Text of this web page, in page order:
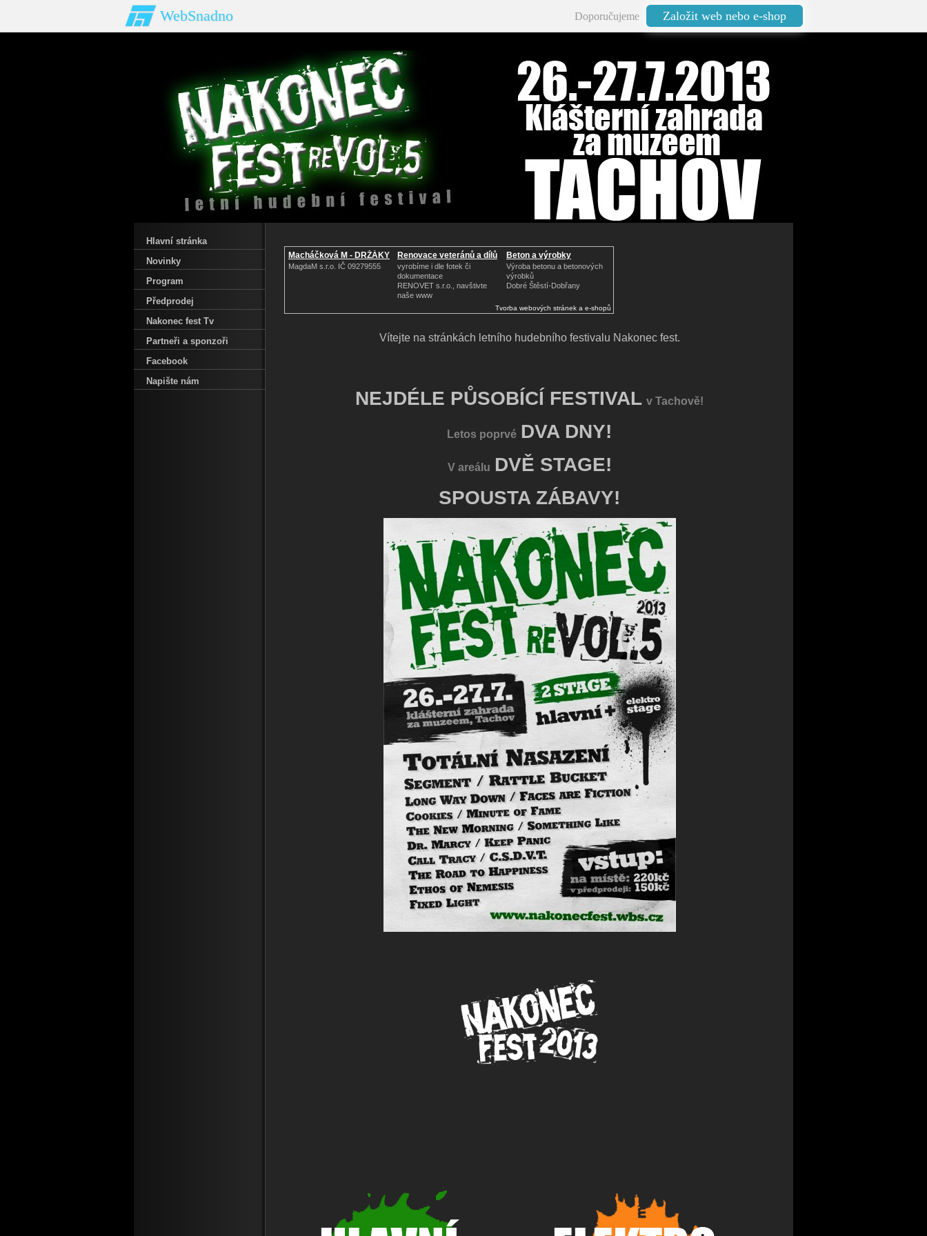
WebSnadno Doporučujeme Založit web nebo e-shop
Macháčková M - DRŽÁKY
MagdaM s.r.o. IČ 09279555
Renovace veteránů a dílů
vyrobíme i dle fotek či
dokumentace
RENOVET s.r.o., navštivte
naše www
Beton a výrobky
Výroba betonu a betonových
výrobků
Dobré Štěstí-Dobřany
Tvorba webových stránek a e-shopů
Vítejte na stránkách letního hudebního festivalu Nakonec fest.
NEJDÉLE PŮSOBÍCÍ FESTIVAL v Tachově!
Letos poprvé DVA DNY!
V areálu DVĚ STAGE!
SPOUSTA ZÁBAVY!
Hlavní stránka
Novinky
Program
Předprodej
Nakonec fest Tv
Partneři a sponzoři
Facebook
Napište nám